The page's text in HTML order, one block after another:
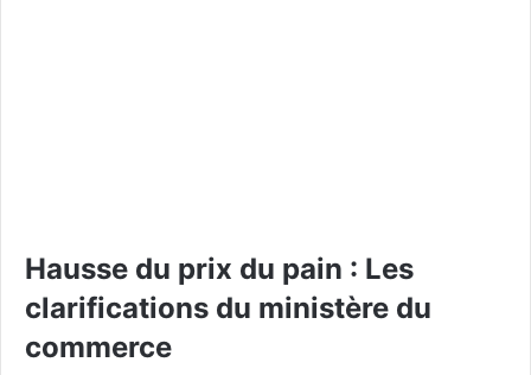
Hausse du prix du pain : Les
clarifications du ministère du
commerce